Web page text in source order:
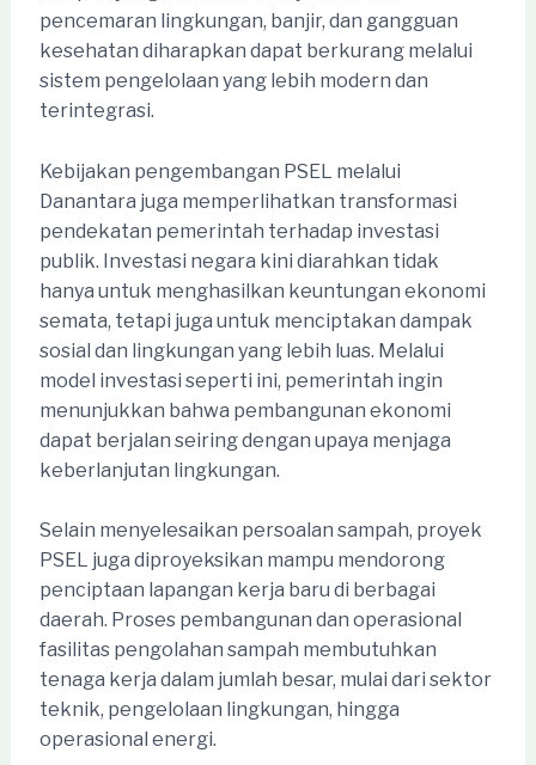
pencemaran lingkungan, banjir, dan gangguan
kesehatan diharapkan dapat berkurang melalui
sistem pengelolaan yang lebih modern dan
terintegrasi.
Kebijakan pengembangan PSEL melalui
Danantara juga memperlihatkan transformasi
pendekatan pemerintah terhadap investasi
publik. Investasi negara kini diarahkan tidak
hanya untuk menghasilkan keuntungan ekonomi
semata, tetapi juga untuk menciptakan dampak
sosial dan lingkungan yang lebih luas. Melalui
model investasi seperti ini, pemerintah ingin
menunjukkan bahwa pembangunan ekonomi
dapat berjalan seiring dengan upaya menjaga
keberlanjutan lingkungan.
Selain menyelesaikan persoalan sampah, proyek
PSEL juga diproyeksikan mampu mendorong
penciptaan lapangan kerja baru di berbagai
daerah. Proses pembangunan dan operasional
fasilitas pengolahan sampah membutuhkan
tenaga kerja dalam jumlah besar, mulai dari sektor
teknik, pengelolaan lingkungan, hingga
operasional energi.